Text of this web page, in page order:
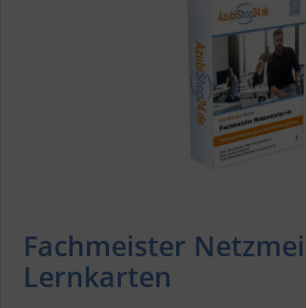
Fachmeister
Lernkarten